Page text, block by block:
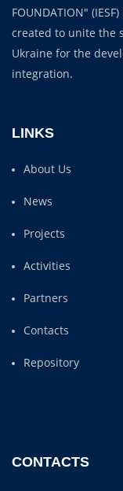
FOUNDATION"
created to unite the
Ukraine for the
integration.
LINKS
About Us
News
Projects
Activities
Partners
Contacts
Repository
CONTACTS